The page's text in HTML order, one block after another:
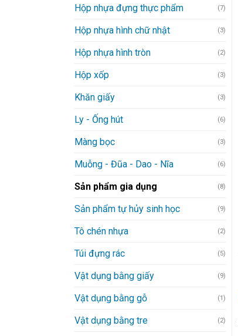
Hộp nhựa đựng thực phẩm (7)
Hộp nhựa hình chữ nhật (3)
Hộp nhựa hình tròn (2)
Hộp xốp (3)
Khăn giấy (3)
Ly - Ống hút (6)
Màng bọc (3)
Muỗng - Đũa - Dao - Nĩa (6)
Sản phẩm gia dụng (8)
Sản phẩm tự hủy sinh học (9)
Tô chén nhựa (2)
Túi đựng rác (5)
Vật dụng bằng giấy (9)
Vật dụng bằng gỗ (1)
Vật dụng bằng tre (2)